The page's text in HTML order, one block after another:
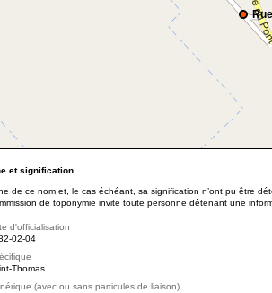
et signification
de ce nom et, le cas échéant, sa signification n’ont pu être
de toponymie invite toute personne détenant une
d'officialisation
02-04
Thomas
(avec ou sans particules de liaison)